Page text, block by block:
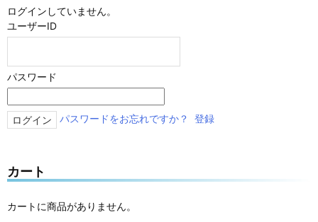
ログインしていません。
ユーザーID
パスワード
パスワードをお忘れですか？ 登録
カート
カートに商品がありません。